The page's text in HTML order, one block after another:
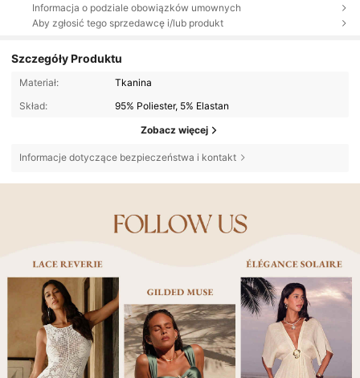
Informacja o podziale obowiązków umownych
Aby zgłosić tego sprzedawcę i/lub produkt
Szczegóły Produktu
Materiał:
Tkanina
Skład:
95% Poliester, 5% Elastan
Zobacz więcej
Informacje dotyczące bezpieczeństwa i kontakt